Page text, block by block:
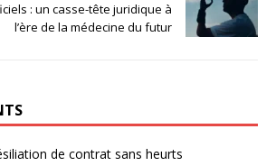
: un casse-tête juridique à
l’ère de la médecine du futur
de contrat sans heurts